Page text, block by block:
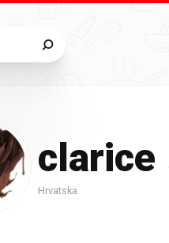
clarice
Hrvatska